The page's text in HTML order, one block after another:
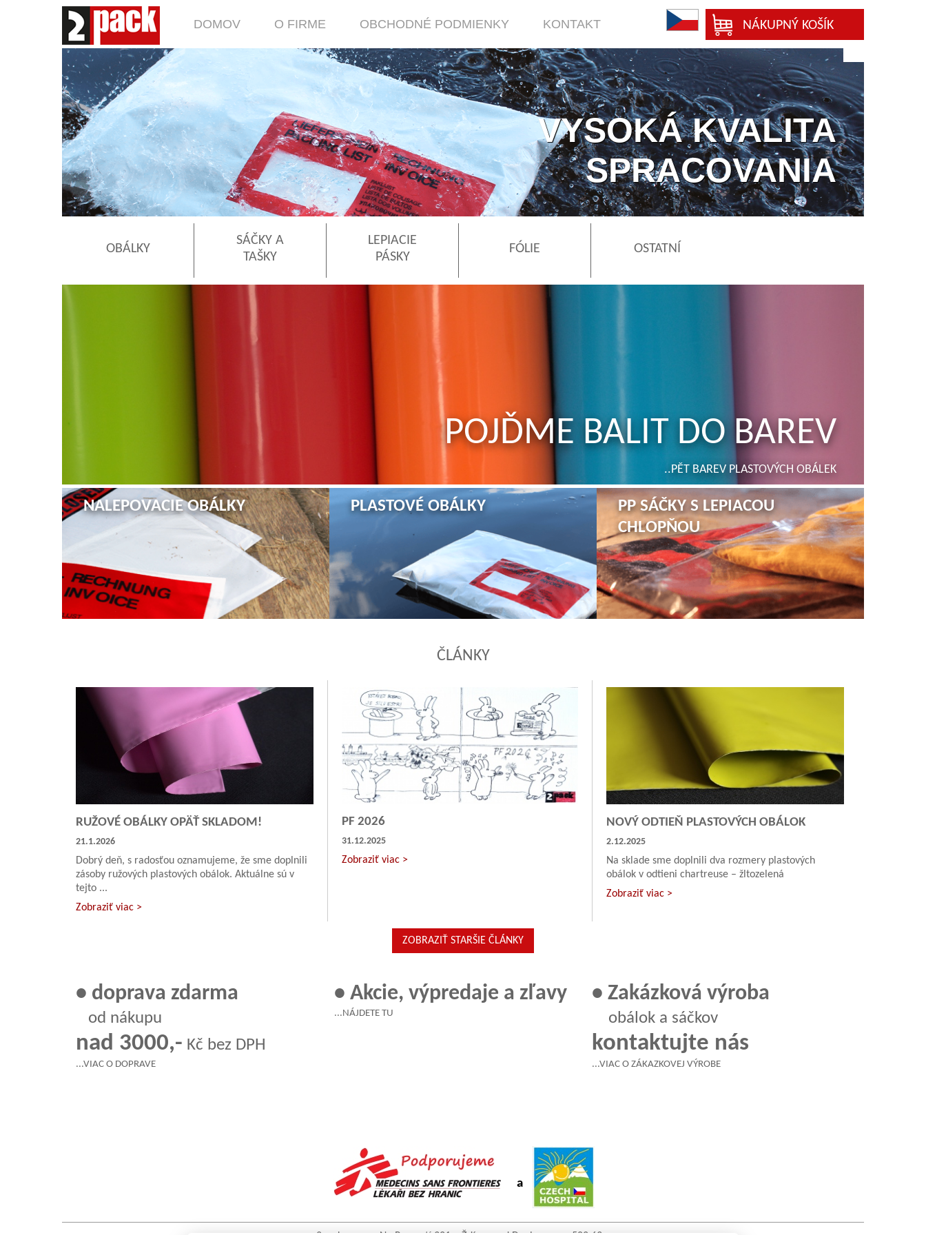
DOMOV O FIRME OBCHODNÉ PODMIENKY KONTAKT NÁKUPNÝ KOŠÍK
VYSOKÁ KVALITA
SPRACOVANIA
OBÁLKY
SÁČKY A
TAŠKY
LEPIACIE
PÁSKY
FÓLIE OSTATNÍ
PP SÁČKY...
....JEDNODUŠE A STYLOVĚ
POJĎME BALIT DO BAREV
..PĚT BAREV PLASTOVÝCH OBÁLEK
NALEPOVACIE OBÁLKY PLASTOVÉ OBÁLKY
PP SÁČKY S LEPIACOU
CHLOPŇOU
ČLÁNKY
RUŽOVÉ OBÁLKY OPÄŤ SKLADOM!
21.1.2026
Dobrý deň, s radosťou oznamujeme, že sme doplnili
zásoby ružových plastových obálok. Aktuálne sú v
tejto ...
Zobraziť viac >
PF 2026
31.12.2025
Zobraziť viac >
NOVÝ ODTIEŇ PLASTOVÝCH OBÁLOK
2.12.2025
Na sklade sme doplnili dva rozmery plastových
obálok v odtieni chartreuse – žltozelená
Zobraziť viac >
ZOBRAZIŤ STARŠIE ČLÁNKY
• doprava zdarma
od nákupu
nad 3000,- Kč bez DPH
...VIAC O DOPRAVE
• Akcie, výpredaje a zľavy
...NÁJDETE TU
• Zakázková výroba
obálok a sáčkov
kontaktujte nás
...VIAC O ZÁKAZKOVEJ VÝROBE
a